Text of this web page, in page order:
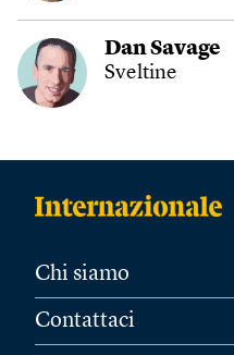
Dan Savage
Sveltine
Chi siamo
Contattaci